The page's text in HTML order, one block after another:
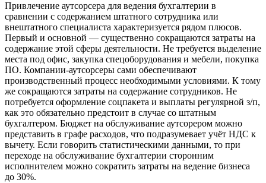
Привлечение аутсорсера для ведения бухгалтерии в
сравнении с содержанием штатного сотрудника или
внештатного специалиста характеризуется рядом плюсов.
Первый и основной — существенно сокращаются затраты на
содержание этой сферы деятельности. Не требуется выделение
места под офис, закупка спецоборудования и мебели, покупка
ПО. Компании-аутсорсеры сами обеспечивают
производственный процесс необходимыми условиями. К тому
же сокращаются затраты на содержание сотрудников. Не
потребуется оформление соцпакета и выплаты регулярной з/п,
как это обязательно предстоит в случае со штатным
бухгалтером. Бюджет на обслуживание аутсорером можно
представить в графе расходов, что подразумевает учёт НДС к
вычету. Если говорить статистическими данными, то при
переходе на обслуживание бухгалтерии сторонним
исполнителем можно сократить затраты на ведение бизнеса
до 30%.